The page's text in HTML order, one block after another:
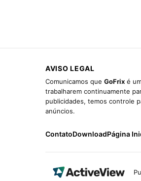
AVISO LEGAL
Comunicamos que GoFrix é
trabalharem continuamente
publicidades, temos controle
anúncios.
ContatoDownloadPágina